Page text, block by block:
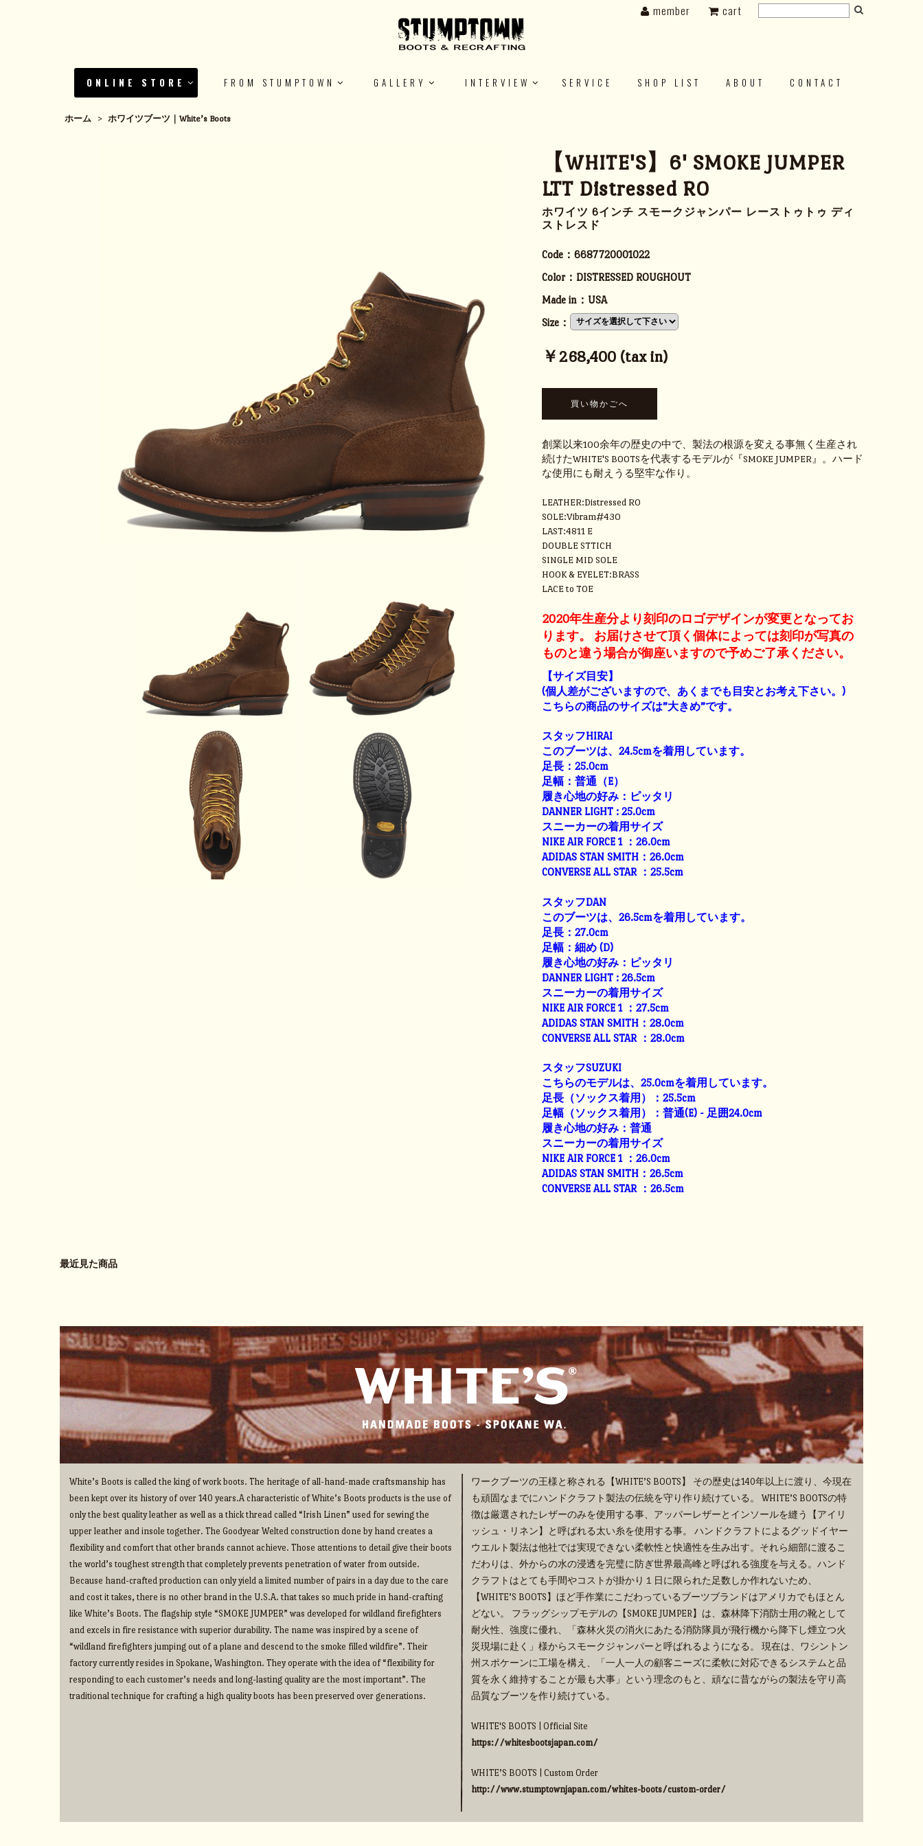
ONLINE STORE FROM STUMPTOWN GALLERY INTERVIEW SERVICE SHOP LIST ABOUT CONTACT
member cart
ホーム > ホワイツブーツ｜White’s Boots
【WHITE'S】6' SMOKE JUMPER
LTT Distressed RO
ホワイツ 6インチ スモークジャンパー レーストゥトゥ ディ
ストレスド
Code： 6687720001022
Color： DISTRESSED ROUGHOUT
Made in： USA
Size：
￥268,400 (tax in)
創業以来100余年の歴史の中で、製法の根源を変える事無く生産され
続けたWHITE'S BOOTSを代表するモデルが『SMOKE JUMPER』。ハード
な使用にも耐えうる堅牢な作り。
LEATHER:Distressed RO
SOLE:Vibram#430
LAST:4811 E
DOUBLE STTICH
SINGLE MID SOLE
HOOK & EYELET:BRASS
LACE to TOE
2020年生産分より刻印のロゴデザインが変更となってお
ります。 お届けさせて頂く個体によっては刻印が写真の
ものと違う場合が御座いますので予めご了承ください。
【サイズ目安】
(個人差がございますので、あくまでも目安とお考え下さい。)
こちらの商品のサイズは”大きめ”です。
スタッフHIRAI
このブーツは、24.5cmを着用しています。
足長：25.0cm
足幅：普通（E）
履き心地の好み：ピッタリ
DANNER LIGHT : 25.0cm
スニーカーの着用サイズ
NIKE AIR FORCE 1 ：26.0cm
ADIDAS STAN SMITH：26.0cm
CONVERSE ALL STAR ：25.5cm
スタッフDAN
このブーツは、26.5cmを着用しています。
足長：27.0cm
足幅：細め (D)
履き心地の好み：ピッタリ
DANNER LIGHT : 26.5cm
スニーカーの着用サイズ
NIKE AIR FORCE 1 ：27.5cm
ADIDAS STAN SMITH：28.0cm
CONVERSE ALL STAR ：28.0cm
スタッフSUZUKI
こちらのモデルは、25.0cmを着用しています。
足長（ソックス着用）：25.5cm
足幅（ソックス着用）：普通(E) - 足囲24.0cm
履き心地の好み：普通
スニーカーの着用サイズ
NIKE AIR FORCE 1 ：26.0cm
ADIDAS STAN SMITH：26.5cm
CONVERSE ALL STAR ：26.5cm
最近見た商品
White’s Boots is called the king of work boots. The heritage of all-hand-made craftsmanship has
been kept over its history of over 140 years.A characteristic of White’s Boots products is the use of
only the best quality leather as well as a thick thread called “Irish Linen” used for sewing the
upper leather and insole together. The Goodyear Welted construction done by hand creates a
flexibility and comfort that other brands cannot achieve. Those attentions to detail give their boots
the world’s toughest strength that completely prevents penetration of water from outside.
Because hand-crafted production can only yield a limited number of pairs in a day due to the care
and cost it takes, there is no other brand in the U.S.A. that takes so much pride in hand-crafting
like White’s Boots. The flagship style “SMOKE JUMPER” was developed for wildland firefighters
and excels in fire resistance with superior durability. The name was inspired by a scene of
“wildland firefighters jumping out of a plane and descend to the smoke filled wildfire”. Their
factory currently resides in Spokane, Washington. They operate with the idea of “flexibility for
responding to each customer’s needs and long-lasting quality are the most important”. The
traditional technique for crafting a high quality boots has been preserved over generations.
ワークブーツの王様と称される【WHITE’S BOOTS】 その歴史は140年以上に渡り、今現在
も頑固なまでにハンドクラフト製法の伝統を守り作り続けている。 WHITE’S BOOTSの特
徴は厳選されたレザーのみを使用する事、アッパーレザーとインソールを縫う【アイリ
ッシュ・リネン】と呼ばれる太い糸を使用する事。 ハンドクラフトによるグッドイヤー
ウエルト製法は他社では実現できない柔軟性と快適性を生み出す。それら細部に渡るこ
だわりは、外からの水の浸透を完璧に防ぎ世界最高峰と呼ばれる強度を与える。ハンド
クラフトはとても手間やコストが掛かり１日に限られた足数しか作れないため、
【WHITE’S BOOTS】ほど手作業にこだわっているブーツブランドはアメリカでもほとん
どない。 フラッグシップモデルの【SMOKE JUMPER】は、森林降下消防士用の靴として
耐火性、強度に優れ、「森林火災の消火にあたる消防隊員が飛行機から降下し煙立つ火
災現場に赴く」様からスモークジャンパーと呼ばれるようになる。 現在は、ワシントン
州スポケーンに工場を構え、「一人一人の顧客ニーズに柔軟に対応できるシステムと品
質を永く維持することが最も大事」という理念のもと、頑なに昔ながらの製法を守り高
品質なブーツを作り続けている。
WHITE'S BOOTS | Official Site
https://whitesbootsjapan.com/
WHITE’S BOOTS | Custom Order
http://www.stumptownjapan.com/whites-boots/custom-order/